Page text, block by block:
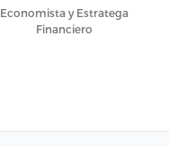
Economista y Estratega
Financiero